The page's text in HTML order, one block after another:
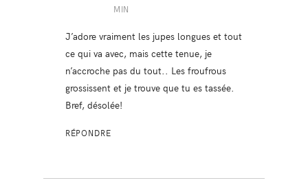
MIN
J’adore vraiment les jupes longues et tout
ce qui va avec, mais cette tenue, je
n’accroche pas du tout.. Les froufrous
grossissent et je trouve que tu es tassée.
Bref, désolée!
RÉPONDRE